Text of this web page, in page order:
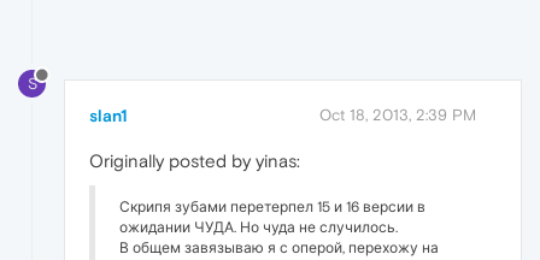
S
slan1 Oct 18, 2013, 2:39 PM
Originally posted by yinas:
Скрипя зубами перетерпел 15 и 16 версии в
ожидании ЧУДА. Но чуда не случилось.
В общем завязываю я с оперой, перехожу на